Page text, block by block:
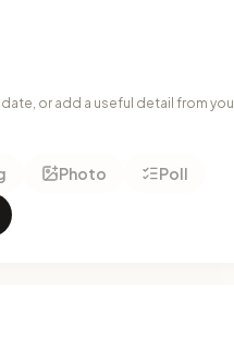
or add a useful detail from
Photo Poll